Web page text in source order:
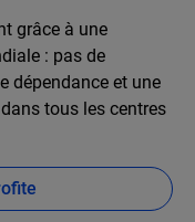
grâce à une
: pas de
dépendance et une
tous les centres